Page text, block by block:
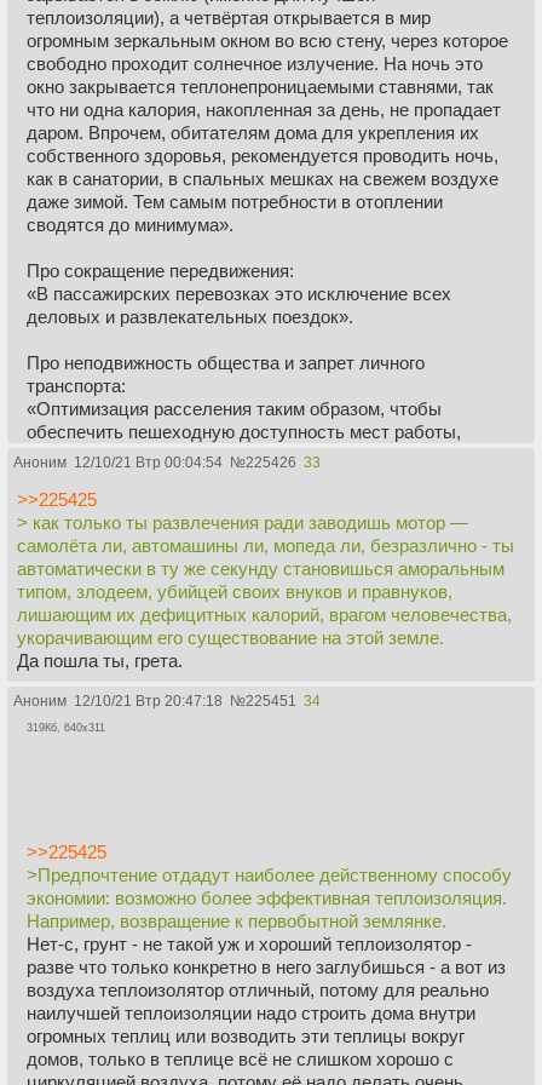
политической системы возникнет высокотехнологичное
государство — безлюдная демократия.
✔️ Главной особенностью безлюдной демократии станет
резкое снижение роли человеческого фактора в
политическом процессе. Вожди и толпы постепенно
покинут историческую сцену. А выйдут на нее машины.
теплоизоляции), а четвёртая открывается в мир
огромным зеркальным окном во всю стену, через которое
свободно проходит солнечное излучение. На ночь это
окно закрывается теплонепроницаемыми ставнями, так
что ни одна калория, накопленная за день, не пропадает
даром. Впрочем, обитателям дома для укрепления их
собственного здоровья, рекомендуется проводить ночь,
как в санатории, в спальных мешках на свежем воздухе
даже зимой. Тем самым потребности в отоплении
сводятся до минимума».
Про сокращение передвижения:
«В пассажирских перевозках это исключение всех
деловых и развлекательных поездок».
Про неподвижность общества и запрет личного
транспорта:
«Оптимизация расселения таким образом, чтобы
обеспечить пешеходную доступность мест работы,
покупок и развлечений. Имеются в виду не только малые,
несколько десятков тысяч жителей, распланированные
таким образом, чтобы дорога до проходной, в магазин, в
клуб, до зоны отдыха занимала не более 20 минут
приятной прогулки по зеленой аллее. И - никакого
моторного транспорта вокруг, кроме «скорой помощи» в
несчастных случаях или такси с вещами до вокзала.
Скучно в таком городе? Рюкзак за спину, кроссовки на
пешком. Недалеко? На велосипеде или под парусами. Но
как только ты развлечения ради заводишь мотор —
человечества, укорачивающим его существование на
этой земле. Надо полагать, такое умонастроение
сделается господствующим».
Предсказал интернетизацию общества:
«На наших глазах блок за блоком вторгается в жизнь
электронный комбайн нового типа, который сочетает в
себе стереоскопический экран с эффектом присутствия
на любом зрелище, будь то театр или туристская
поездка, телегазету (а в будущем также тележурнал и
телекнигу из электронных хранилищ любой информации
Аноним 12/10/21 Втр 00:04:54 №225426 33
>>225425
> как только ты развлечения ради заводишь мотор —
самолёта ли, автомашины ли, мопеда ли, безразлично - ты
автоматически в ту же секунду становишься аморальным
типом, злодеем, убийцей своих внуков и правнуков,
лишающим их дефицитных калорий, врагом человечества,
укорачивающим его существование на этой земле.
Да пошла ты, грета.
Аноним 12/10/21 Втр 20:47:18 №225451 34
319Кб, 640x311
>>225425
>Предпочтение отдадут наиболее действенному способу
экономии: возможно более эффективная теплоизоляция.
Например, возвращение к первобытной землянке.
Нет-с, грунт - не такой уж и хороший теплоизолятор -
разве что только конкретно в него заглубишься - а вот из
воздуха теплоизолятор отличный, потому для реально
наилучшей теплоизоляции надо строить дома внутри
огромных теплиц или возводить эти теплицы вокруг
домов, только в теплице всё не слишком хорошо с